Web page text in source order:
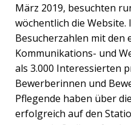
März 2019, besuchten
wöchentlich die Website.
Besucherzahlen mit den
Kommunikations- und
als 3.000 Interessierten
Bewerberinnen und
Pflegende haben über
erfolgreich auf den